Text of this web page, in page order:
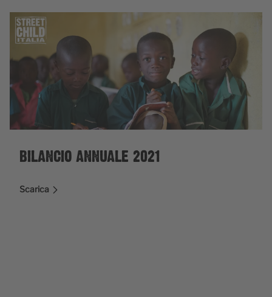
BILANCIO ANNUALE 2021
Scarica